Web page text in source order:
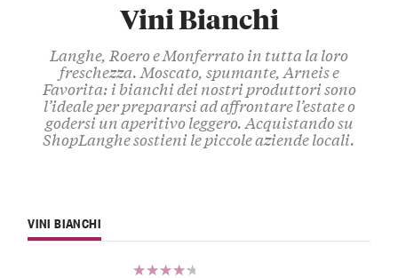
Vini Bianchi
Langhe, Roero e Monferrato in tutta la loro
freschezza. Moscato, spumante, Arneis e
Favorita: i bianchi dei nostri produttori sono
l’ideale per prepararsi ad affrontare l’estate o
godersi un aperitivo leggero. Acquistando su
ShopLanghe sostieni le piccole aziende locali.
VINI BIANCHI